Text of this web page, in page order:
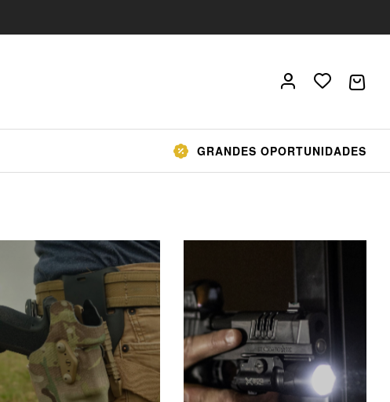
GRANDES OPORTUNIDADES